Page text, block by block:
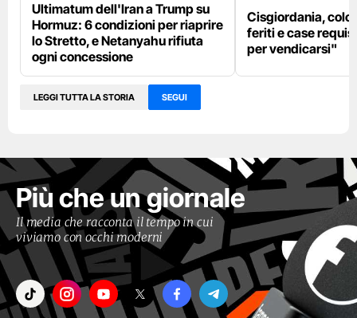
Ultimatum dell'Iran a Trump su
Hormuz: 6 condizioni per riaprire
lo Stretto, e Netanyahu rifiuta
ogni concessione
Cisgiordania,
feriti e case
per vendicarsi"
LEGGI TUTTA LA STORIA SEGUI
Più che un giornale
Il media che racconta il tempo in cui
viviamo con occhi moderni